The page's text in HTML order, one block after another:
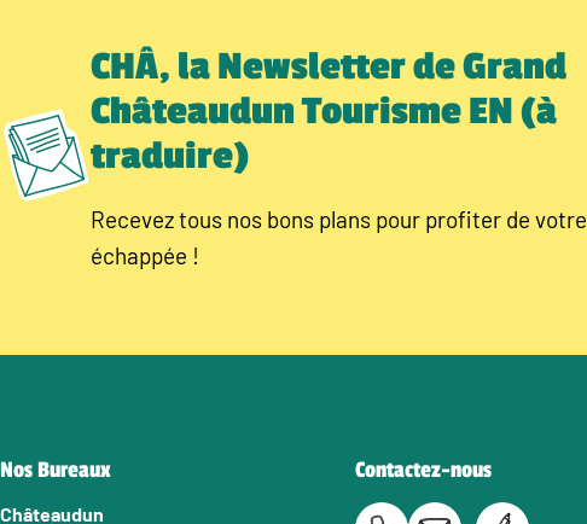
CHÂ, la Newsletter de Grand
Châteaudun Tourisme EN (à
traduire)
Recevez tous nos bons plans pour profiter de votre
échappée !
Nos Bureaux
Châteaudun
Contactez-nous